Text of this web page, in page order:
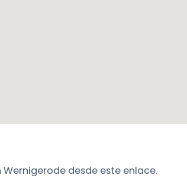
desde este enlace.